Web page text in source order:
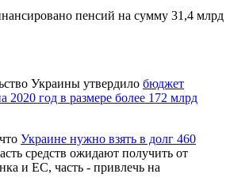
пенсий на сумму 31,4 млрд
Украины утвердило бюджет
2020 год в размере более 172 млрд
Украине нужно взять в долг 460
средств ожидают получить от
и ЕС, часть - привлечь на